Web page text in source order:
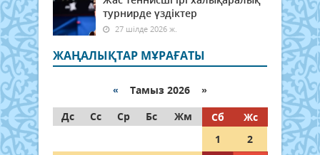
турнирде үздіктер
27 шілде 2026 ж.
ЖАҢАЛЫҚТАР МҰРАҒАТЫ
« Тамыз 2026 »
Дс
Сс Ср Бс Жм Сб
Жс
1
2